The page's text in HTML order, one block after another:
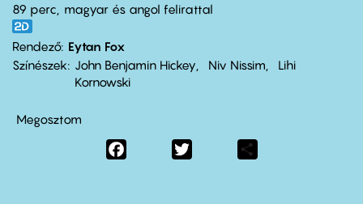
89 perc,
magyar és angol felirattal
Rendező Eytan Fox
Színészek
John Benjamin Hickey Niv Nissim
Lihi
Kornowski
Megosztom
Facebook